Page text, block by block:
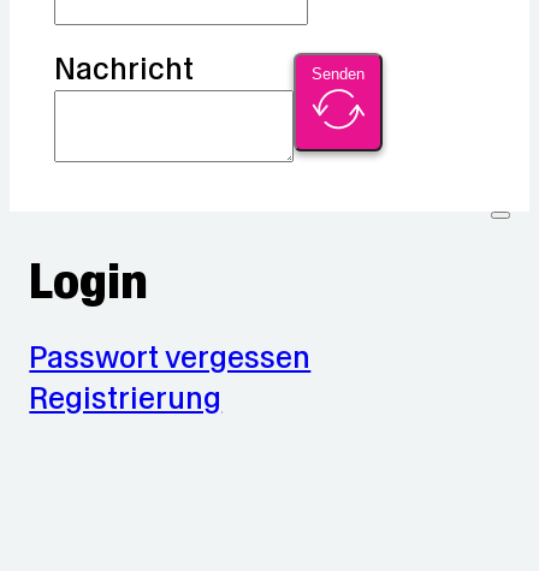
Nachricht Senden
Login
Passwort vergessen
Registrierung